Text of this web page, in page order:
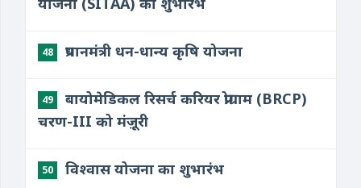
48 प्रधानमंत्री धन-धान्य कृषि योजना
49
बायोमेडिकल रिसर्च करियर प्रोग्राम (BRCP)
चरण-III को मंज़ूरी
50 विश्वास योजना का शुभारंभ